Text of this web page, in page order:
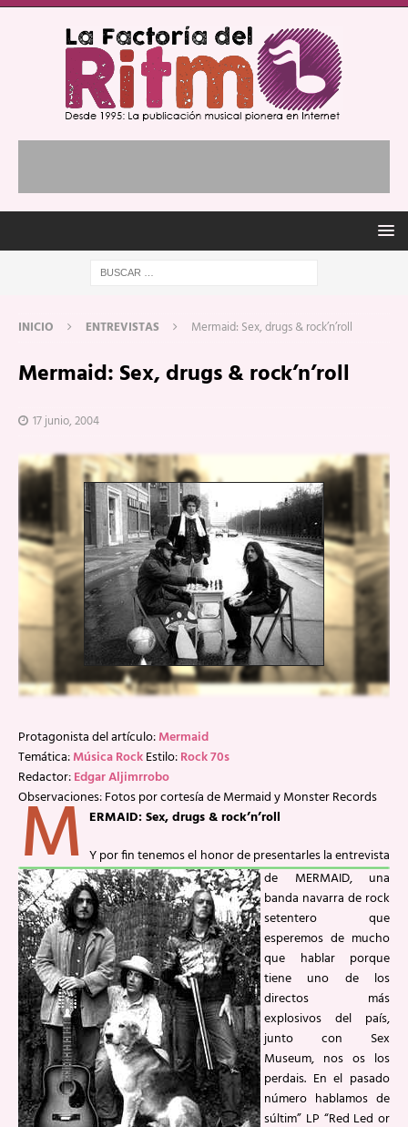
INICIO ENTREVISTAS Mermaid: Sex, drugs & rock’n’roll
Mermaid: Sex, drugs & rock’n’roll
17 junio, 2004
Protagonista del artículo:Mermaid
Temática:Música RockEstilo:Rock 70s
Redactor:Edgar Aljimrrobo
Observaciones: Fotos por cortesía de Mermaid y Monster Records
M ERMAID: Sex, drugs & rock’n’roll
Y por fin tenemos el honor de presentarles la entrevista
de MERMAID, una
banda navarra de rock
setentero que
esperemos de mucho
que hablar porque
tiene uno de los
directos más
explosivos del país,
junto con Sex
Museum, nos os los
perdais. En el pasado
número hablamos de
súltim” LP “Red Led or